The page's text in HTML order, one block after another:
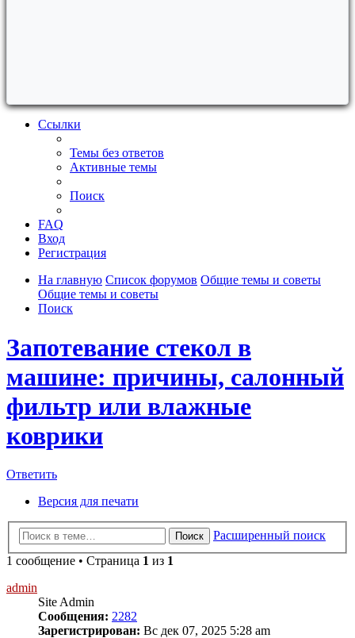
Ссылки
Темы без ответов
Активные темы
Поиск
FAQ
Вход
Регистрация
На главную Список форумов Общие темы и советы
Общие темы и советы
Поиск
Запотевание стекол в
машине: причины, салонный
фильтр или влажные
коврики
Ответить
Версия для печати
Поиск
Расширенный поиск
1 сообщение • Страница 1 из 1
admin
Site Admin
Сообщения: 2282
Зарегистрирован: Вс дек 07, 2025 5:28 am